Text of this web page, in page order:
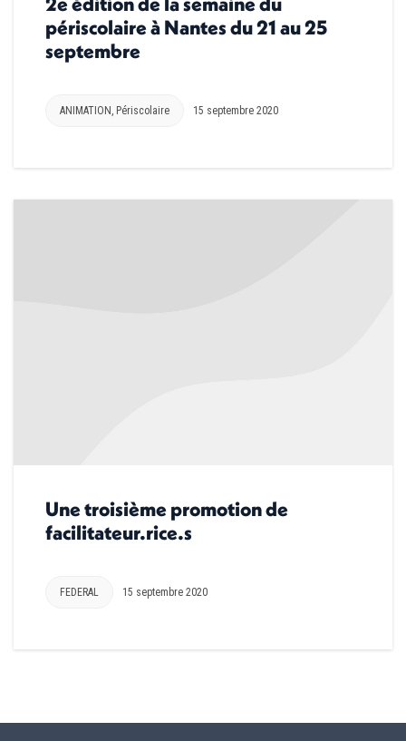
périscolaire à Nantes du 21 au 25
septembre
ANIMATION , Périscolaire 15 septembre 2020
Une troisième promotion de
facilitateur.rice.s
FEDERAL 15 septembre 2020